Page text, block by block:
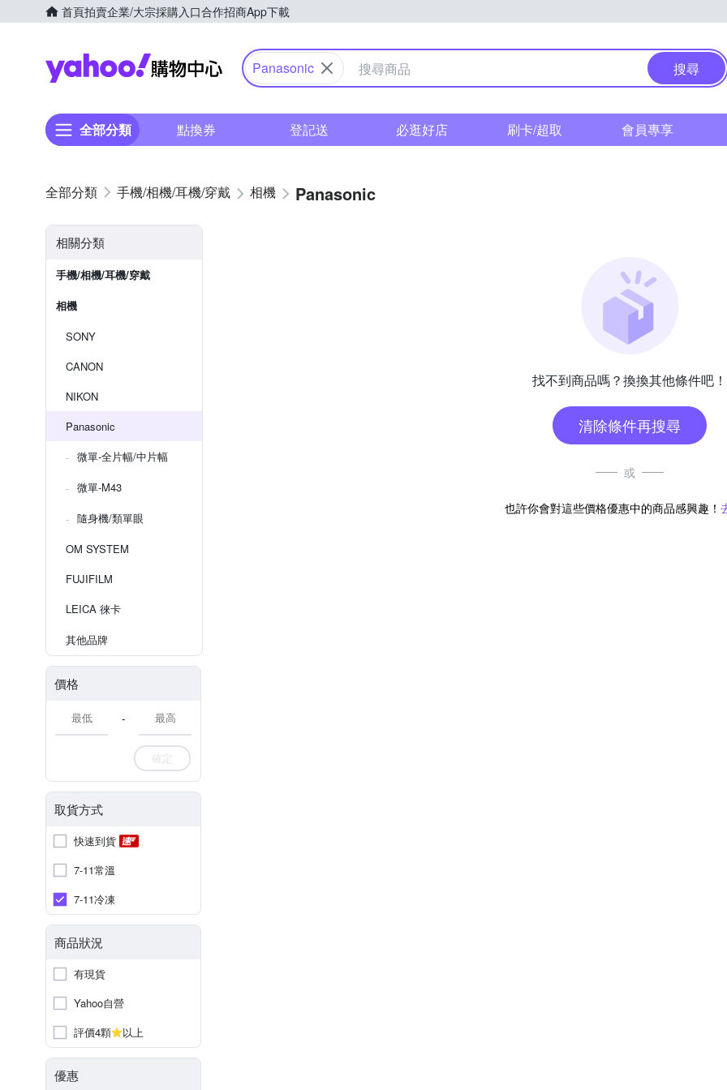
首頁拍賣企業/大宗採購入口合作招商App下載
Yahoo購物中心
Panasonic 搜尋
全部分類 點換券 登記送 必逛好店 刷卡/超取 會員專享
手機/相機/耳機/穿戴 相機 Panasonic
相關分類
手機/相機/耳機/穿戴
相機
SONY
CANON
NIKON
Panasonic
微單-全片幅/中片幅
微單-M43
隨身機/類單眼
OM SYSTEM
FUJIFILM
LEICA 徠卡
其他品牌
價格
-
確定
取貨方式
快速到貨
7-11常溫
7-11冷凍
商品狀況
有現貨
Yahoo自營
評價4顆
以上
優惠
找不到商品嗎？換換其他條件吧！
清除條件再搜尋
或
也許你會對這些價格優惠中的商品感興趣！